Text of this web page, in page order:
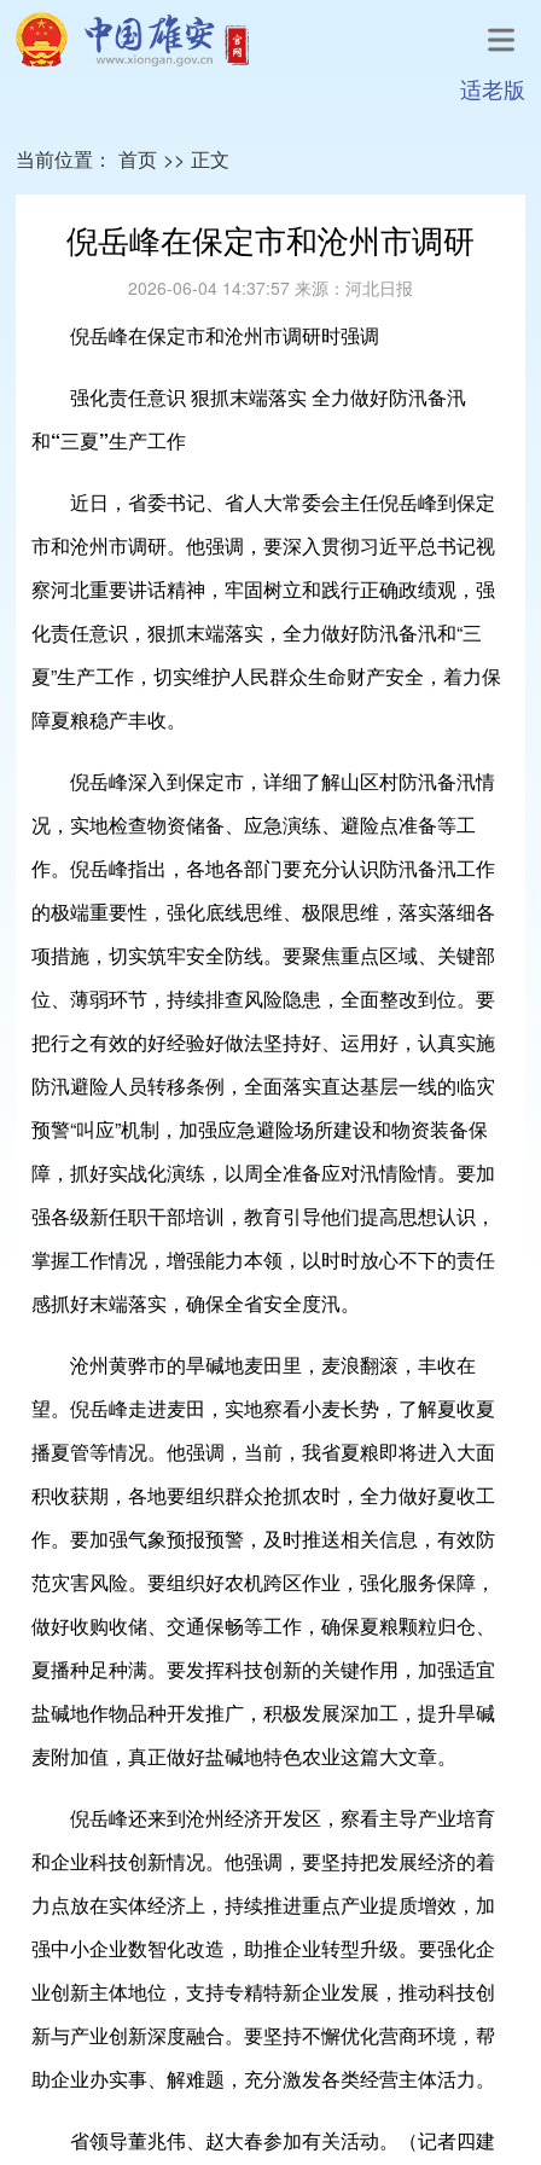
适老版
当前位置： 首页 >> 正文
倪岳峰在保定市和沧州市调研
2026-06-04 14:37:57 来源： 河北日报
倪岳峰在保定市和沧州市调研时强调
强化责任意识 狠抓末端落实 全力做好防汛备汛
和“三夏”生产工作
近日，省委书记、省人大常委会主任倪岳峰到保定
市和沧州市调研。他强调，要深入贯彻习近平总书记视
察河北重要讲话精神，牢固树立和践行正确政绩观，强
化责任意识，狠抓末端落实，全力做好防汛备汛和“三
夏”生产工作，切实维护人民群众生命财产安全，着力保
障夏粮稳产丰收。
倪岳峰深入到保定市，详细了解山区村防汛备汛情
况，实地检查物资储备、应急演练、避险点准备等工
作。倪岳峰指出，各地各部门要充分认识防汛备汛工作
的极端重要性，强化底线思维、极限思维，落实落细各
项措施，切实筑牢安全防线。要聚焦重点区域、关键部
位、薄弱环节，持续排查风险隐患，全面整改到位。要
把行之有效的好经验好做法坚持好、运用好，认真实施
防汛避险人员转移条例，全面落实直达基层一线的临灾
预警“叫应”机制，加强应急避险场所建设和物资装备保
障，抓好实战化演练，以周全准备应对汛情险情。要加
强各级新任职干部培训，教育引导他们提高思想认识，
掌握工作情况，增强能力本领，以时时放心不下的责任
感抓好末端落实，确保全省安全度汛。
沧州黄骅市的旱碱地麦田里，麦浪翻滚，丰收在
望。倪岳峰走进麦田，实地察看小麦长势，了解夏收夏
播夏管等情况。他强调，当前，我省夏粮即将进入大面
积收获期，各地要组织群众抢抓农时，全力做好夏收工
作。要加强气象预报预警，及时推送相关信息，有效防
范灾害风险。要组织好农机跨区作业，强化服务保障，
做好收购收储、交通保畅等工作，确保夏粮颗粒归仓、
夏播种足种满。要发挥科技创新的关键作用，加强适宜
盐碱地作物品种开发推广，积极发展深加工，提升旱碱
麦附加值，真正做好盐碱地特色农业这篇大文章。
倪岳峰还来到沧州经济开发区，察看主导产业培育
和企业科技创新情况。他强调，要坚持把发展经济的着
力点放在实体经济上，持续推进重点产业提质增效，加
强中小企业数智化改造，助推企业转型升级。要强化企
业创新主体地位，支持专精特新企业发展，推动科技创
新与产业创新深度融合。要坚持不懈优化营商环境，帮
助企业办实事、解难题，充分激发各类经营主体活力。
省领导董兆伟、赵大春参加有关活动。（记者四建